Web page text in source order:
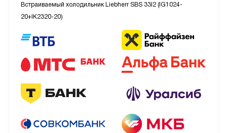
Встраиваемый холодильник Liebherr SBS 33I2 (IG1024-
20+IK2320-20)